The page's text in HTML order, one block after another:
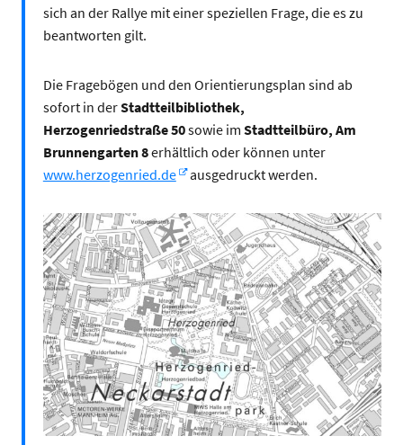
sich an der Rallye mit einer speziellen Frage, die es zu
beantworten gilt.
Die Fragebögen und den Orientierungsplan sind ab
sofort in derStadtteilbibliothek,
Herzogenriedstraße 50sowie im Stadtteilbüro, Am
Brunnengarten 8erhältlich oder können unter
www.herzogenried.de
ausgedruckt werden.